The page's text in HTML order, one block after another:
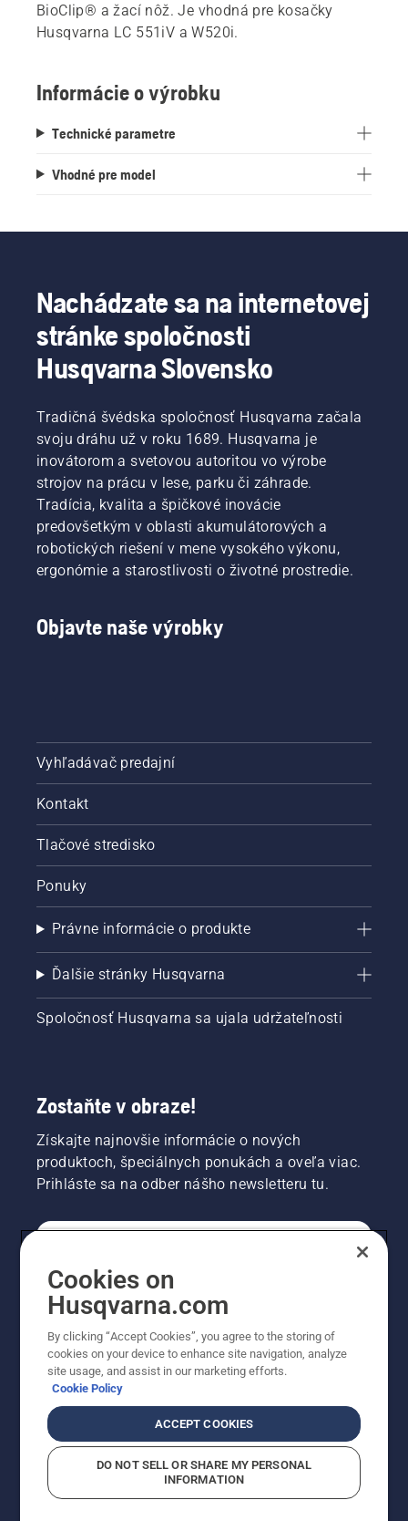
BioClip® a žací nôž. Je vhodná pre kosačky
Husqvarna LC 551iV a W520i.
Informácie o výrobku
Technické parametre
Vhodné pre model
Nachádzate sa na internetovej
stránke spoločnosti
Husqvarna Slovensko
Tradičná švédska spoločnosť Husqvarna začala
svoju dráhu už v roku 1689. Husqvarna je
inovátorom a svetovou autoritou vo výrobe
strojov na prácu v lese, parku či záhrade.
Tradícia, kvalita a špičkové inovácie
predovšetkým v oblasti akumulátorových a
robotických riešení v mene vysokého výkonu,
ergonómie a starostlivosti o životné prostredie.
Objavte naše výrobky
Vyhľadávač predajní
Kontakt
Tlačové stredisko
Ponuky
Právne informácie o produkte
Ďalšie stránky Husqvarna
Spoločnosť Husqvarna sa ujala udržateľnosti
Zostaňte v obraze!
Získajte najnovšie informácie o nových
produktoch, špeciálnych ponukách a oveľa viac.
Prihláste sa na odber nášho newsletteru tu.
PROFESIONÁLNE
Cookies on
Husqvarna.com
By clicking “Accept Cookies”, you agree to the storing of
cookies on your device to enhance site navigation, analyze
site usage, and assist in our marketing efforts.
Cookie Policy
ACCEPT COOKIES
DO NOT SELL OR SHARE MY PERSONAL
INFORMATION